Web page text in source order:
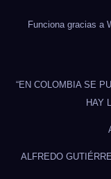
Funciona gracias a
“EN COLOMBIA SE
HAY
ALFREDO